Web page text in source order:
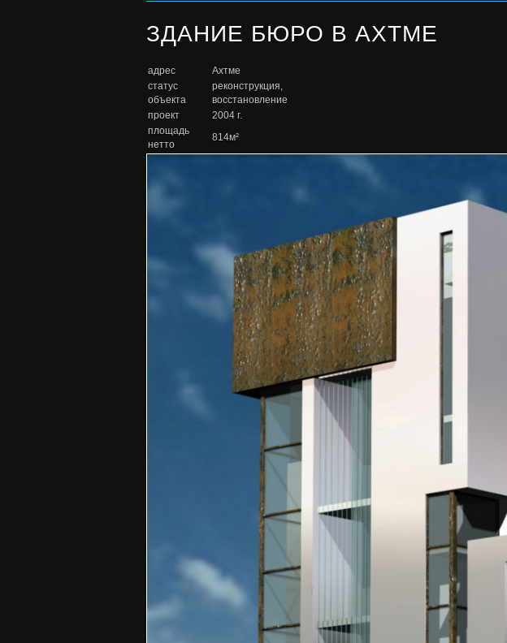
ЗДАНИЕ БЮРО В АХТМЕ
адрес
Ахтме
статус
объекта
реконструкция,
восстановление
проект
2004 г.
площадь
нетто
814м²